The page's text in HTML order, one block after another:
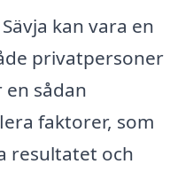
kan vara en
privatpersoner
sådan
faktorer, som
resultatet och